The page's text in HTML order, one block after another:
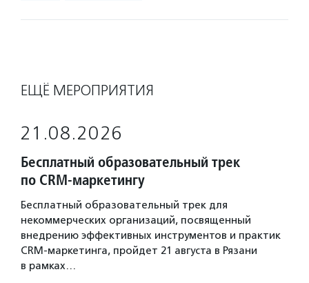
ЕЩЁ МЕРОПРИЯТИЯ
21.08.2026
Бесплатный образовательный трек
по CRM-маркетингу
Бесплатный образовательный трек для
некоммерческих организаций, посвященный
внедрению эффективных инструментов и практик
CRM-маркетинга, пройдет 21 августа в Рязани
в рамках…